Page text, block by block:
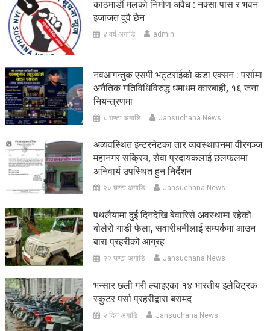
काठमाडौं मलको निर्माण अवैध : नक्सा पास र भवन
इजाजत दुवै छैन
४ वर्ष अगाडि admin
नवआगन्तुक एसपी भट्टराईको कडा एक्सन : पर्सामा
अनैतिक गतिविधिविरुद्ध धमाधम कारबाही, १६ जना
नियन्त्रणमा
८ घण्टा अगाडि Jansuchana News
अव्यवस्थित इन्टरनेटका तार व्यवस्थापनमा वीरगञ्ज
महानगर सक्रिय, सेवा प्रदायकलाई छलफलमा
अनिवार्य उपस्थित हुन निर्देशन
२० घण्टा अगाडि Jansuchana News
पथलैयामा दुई दिनदेखि बेवारिसे अवस्थामा रहेको
बोलेरो गाडी फेला, सवारीधनीलाई सम्पर्कमा आउन
बारा प्रहरीको आग्रह
२२ घण्टा अगाडि Jansuchana News
भन्सार छली गरी ल्याइएका १४ भारतीय इलेक्ट्रिक
स्कुटर पर्सा प्रहरीद्वारा बरामद
२ दिन अगाडि Jansuchana News